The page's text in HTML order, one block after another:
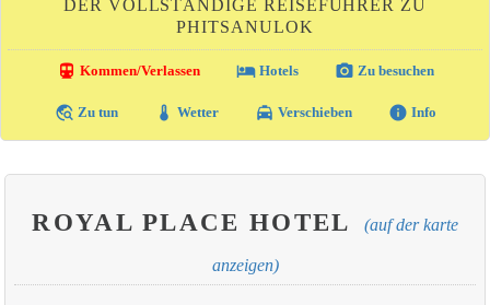
DER VOLLSTÄNDIGE REISEFÜHRER ZU
PHITSANULOK
directions_transit Kommen/Verlassen local_hotelHotels photo_camera Zu besuchen
travel_explore Zu tun thermostat Wetter local_taxi Verschieben info Info
ROYAL PLACE HOTEL (auf der karte
anzeigen)